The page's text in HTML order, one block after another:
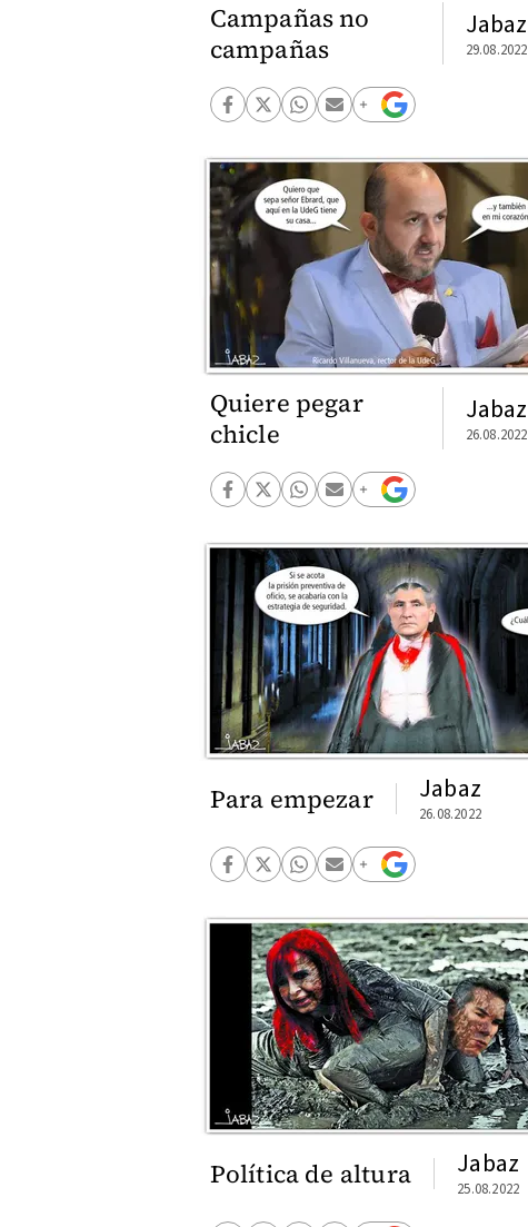
Campañas no
campañas
Jabaz
29.08.2022
Quiere pegar
chicle
Jabaz
26.08.2022
Para empezar Jabaz
26.08.2022
Política de altura Jabaz
25.08.2022